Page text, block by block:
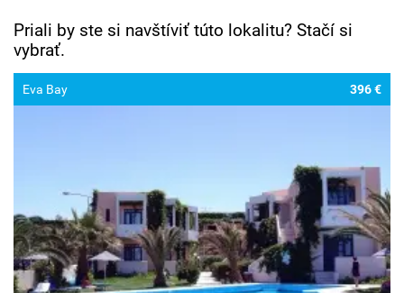
Priali by ste si navštíviť túto lokalitu? Stačí si
vybrať.
Eva Bay 396 €